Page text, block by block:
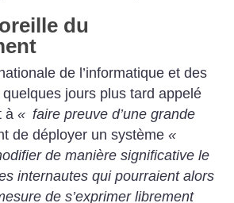
du
de l’informatique et des
quelques jours plus tard appelé
à« faire preuve d’une grande
de déployer un système«
de manière significative le
internautes qui pourraient alors
de s’exprimer librement